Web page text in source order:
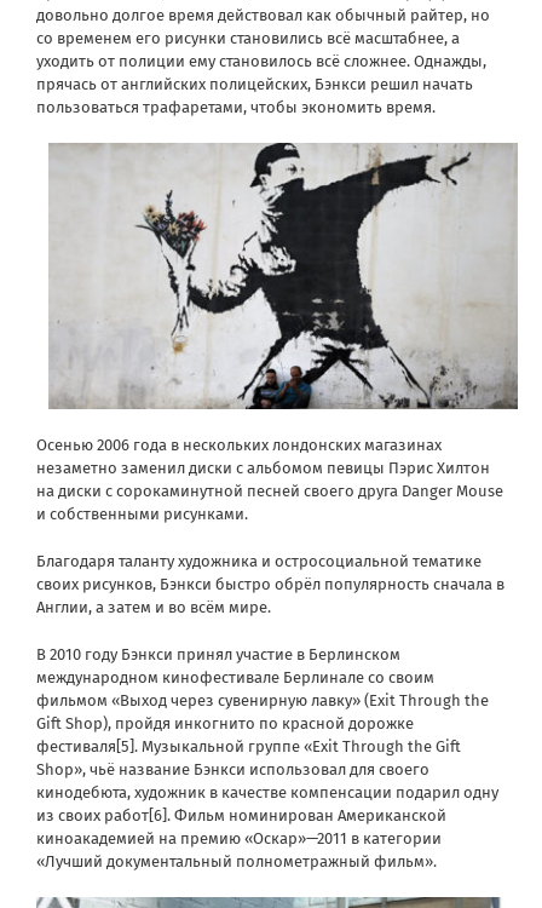
довольно долгое время действовал как обычный райтер, но
со временем его рисунки становились всё масштабнее, а
уходить от полиции ему становилось всё сложнее. Однажды,
прячась от английских полицейских, Бэнкси решил начать
пользоваться трафаретами, чтобы экономить время.
Осенью 2006 года в нескольких лондонских магазинах
незаметно заменил диски с альбомом певицы Пэрис Хилтон
на диски с сорокаминутной песней своего друга Danger Mouse
и собственными рисунками.
Благодаря таланту художника и остросоциальной тематике
своих рисунков, Бэнкси быстро обрёл популярность сначала в
Англии, а затем и во всём мире.
В 2010 году Бэнкси принял участие в Берлинском
международном кинофестивале Берлинале со своим
фильмом «Выход через сувенирную лавку» (Exit Through the
Gift Shop), пройдя инкогнито по красной дорожке
фестиваля[5]. Музыкальной группе «Exit Through the Gift
Shop», чьё название Бэнкси использовал для своего
кинодебюта, художник в качестве компенсации подарил одну
из своих работ[6]. Фильм номинирован Американской
киноакадемией на премию «Оскар»—2011 в категории
«Лучший документальный полнометражный фильм».